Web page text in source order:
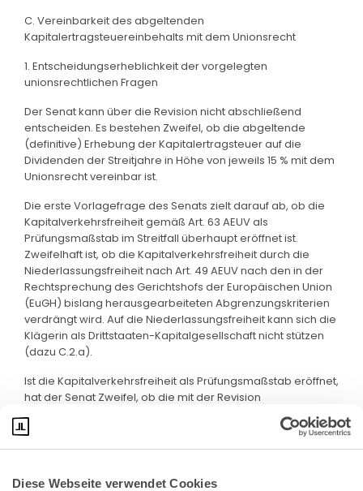
Diese Webseite verwendet Cookies
C. Vereinbarkeit des abgeltenden
Kapitalertragsteuereinbehalts mit dem Unionsrecht
1. Entscheidungserheblichkeit der vorgelegten
unionsrechtlichen Fragen
Der Senat kann über die Revision nicht abschließend
entscheiden. Es bestehen Zweifel, ob die abgeltende
(definitive) Erhebung der Kapitalertragsteuer auf die
Dividenden der Streitjahre in Höhe von jeweils 15 % mit dem
Unionsrecht vereinbar ist.
Die erste Vorlagefrage des Senats zielt darauf ab, ob die
Kapitalverkehrsfreiheit gemäß Art. 63 AEUV als
Prüfungsmaßstab im Streitfall überhaupt eröffnet ist.
Zweifelhaft ist, ob die Kapitalverkehrsfreiheit durch die
Niederlassungsfreiheit nach Art. 49 AEUV nach den in der
Rechtsprechung des Gerichtshofs der Europäischen Union
(EuGH) bislang herausgearbeiteten Abgrenzungskriterien
verdrängt wird. Auf die Niederlassungsfreiheit kann sich die
Klägerin als Drittstaaten-Kapitalgesellschaft nicht stützen
(dazu C.2.a).
Ist die Kapitalverkehrsfreiheit als Prüfungsmaßstab eröffnet,
hat der Senat Zweifel, ob die mit der Revision
angegriffenen nationalen Besteuerungsregelungen eine
von der Bundesrepublik Deutschland (Deutschland)
verursachte Beschränkung der Kapitalverkehrsfreiheit zu
definitive Wirkung des Kapitalertragsteuereinbehalts ab